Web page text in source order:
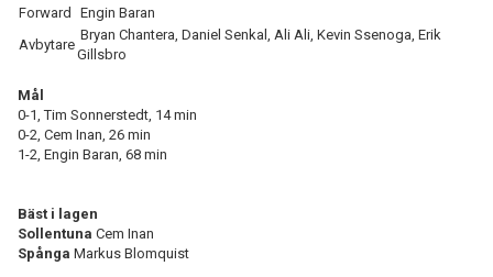
Forward
Engin Baran
Avbytare
Bryan Chantera, Daniel Senkal, Ali Ali, Kevin Ssenoga, Erik
Gillsbro
Mål
0-1, Tim Sonnerstedt, 14 min
0-2, Cem Inan, 26 min
1-2, Engin Baran, 68 min
Bäst i lagen
Sollentuna Cem Inan
Spånga Markus Blomquist